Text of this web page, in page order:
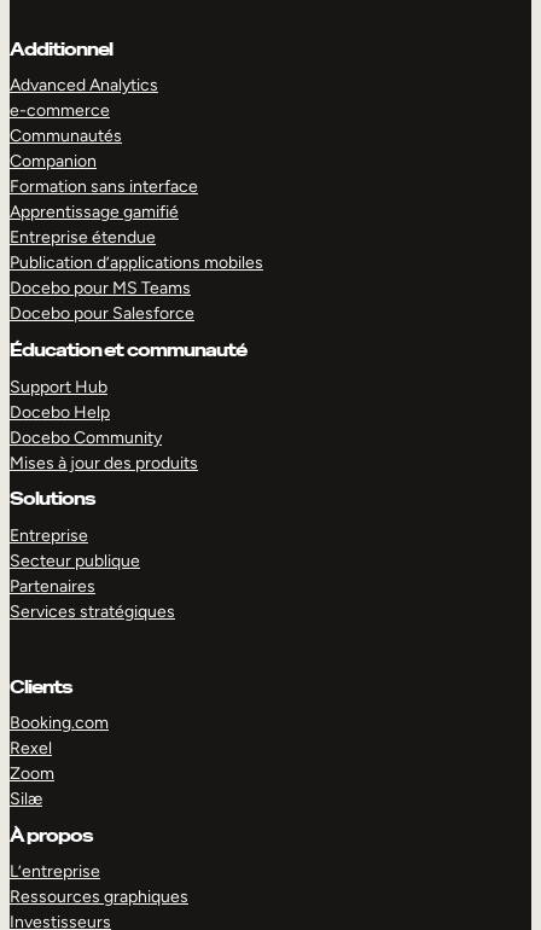
Additionnel
Advanced Analytics
e-commerce
Communautés
Companion
Formation sans interface
Apprentissage gamifié
Entreprise étendue
Publication d’applications mobiles
Docebo pour MS Teams
Docebo pour Salesforce
Éducation et communauté
Support Hub
Docebo Help
Docebo Community
Mises à jour des produits
Solutions
Entreprise
Secteur publique
Partenaires
Services stratégiques
Clients
Booking.com
Rexel
Zoom
Silæ
À propos
L’entreprise
Ressources graphiques
Investisseurs